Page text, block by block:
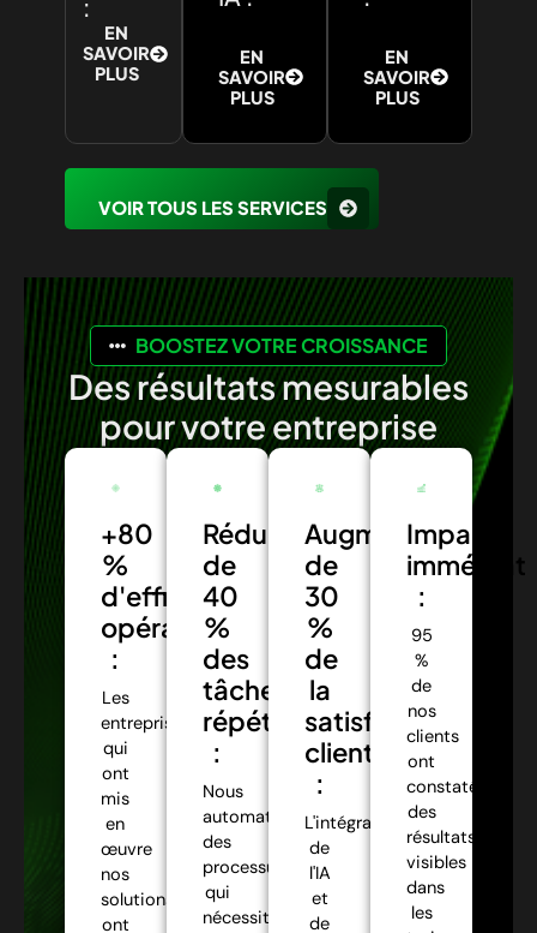
:
EN
SAVOIR
PLUS
EN
SAVOIR
PLUS
EN
SAVOIR
PLUS
VOIR TOUS LES SERVICES
BOOSTEZ VOTRE CROISSANCE
Des résultats mesurables
pour votre entreprise
+80
%
d'efficacité
opérationnelle
:
Les
entreprises
qui
ont
mis
en
œuvre
nos
solutions
ont
Réduction
de
40
%
des
tâches
répétitives
:
Nous
automatisons
des
processus
qui
nécessitaient
Augmentation
de
30
%
de
la
satisfaction
client
:
L'intégration
de
l'IA
et
de
Impact
immédiat
:
95
%
de
nos
clients
ont
constaté
des
résultats
visibles
dans
les